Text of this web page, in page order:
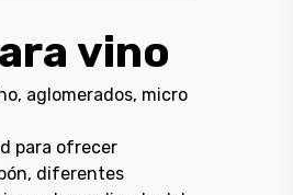
vino
aglomerados, micro
para ofrecer
diferentes